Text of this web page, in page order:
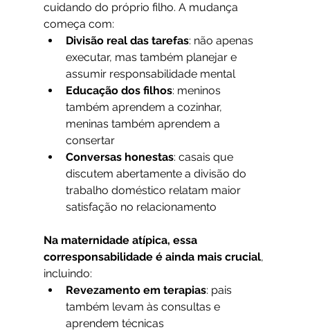
cuidando do próprio filho. A mudança
começa com:
Divisão real das tarefas: não apenas
executar, mas também planejar e
assumir responsabilidade mental
Educação dos filhos: meninos
também aprendem a cozinhar,
meninas também aprendem a
consertar
Conversas honestas: casais que
discutem abertamente a divisão do
trabalho doméstico relatam maior
satisfação no relacionamento
Na maternidade atípica, essa
corresponsabilidade é ainda mais crucial,
incluindo:
Revezamento em terapias: pais
também levam às consultas e
aprendem técnicas